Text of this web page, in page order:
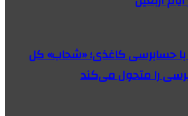
حسابرسی کاغذی؛ «شحاب» کل
را متحول می‌کند